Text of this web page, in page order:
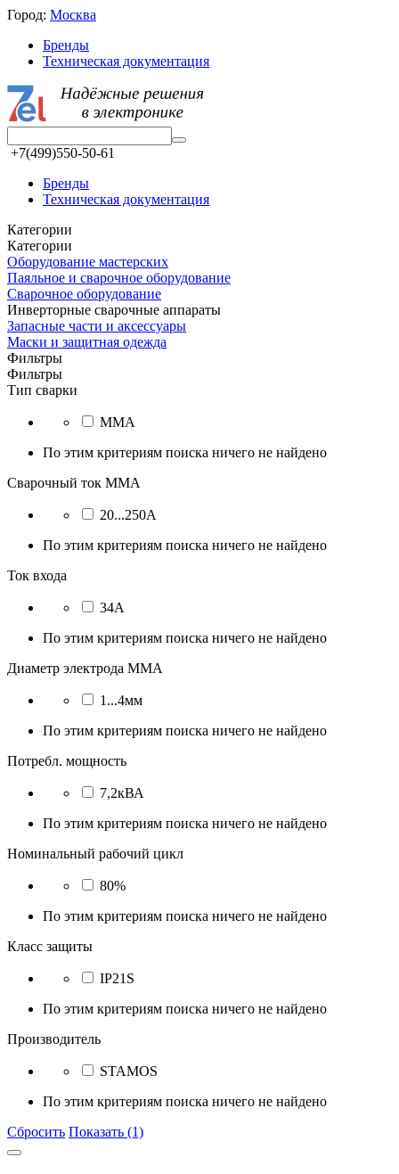
Город: Москва
Бренды
Техническая документация
+7(499)550-50-61
Бренды
Техническая документация
Категории
Категории
Оборудование мастерских
Паяльное и сварочное оборудование
Сварочное оборудование
Инверторные сварочные аппараты
Запасные части и аксессуары
Маски и защитная одежда
Фильтры
Фильтры
Тип сварки
MMA
По этим критериям поиска ничего не найдено
Сварочный ток ММА
20...250А
По этим критериям поиска ничего не найдено
Ток входа
34А
По этим критериям поиска ничего не найдено
Диаметр электрода MMA
1...4мм
По этим критериям поиска ничего не найдено
Потребл. мощность
7,2кВА
По этим критериям поиска ничего не найдено
Номинальный рабочий цикл
80%
По этим критериям поиска ничего не найдено
Класс защиты
IP21S
По этим критериям поиска ничего не найдено
Производитель
STAMOS
По этим критериям поиска ничего не найдено
Сбросить Показать (1)